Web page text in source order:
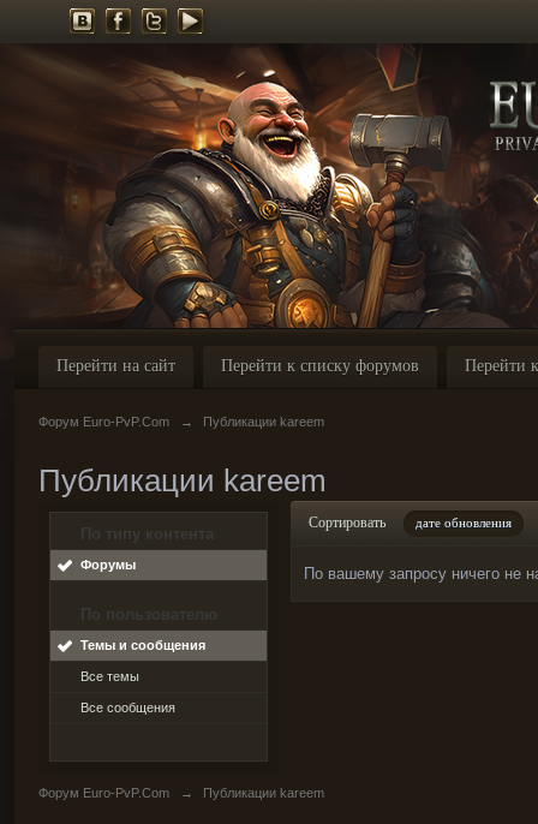
Перейти на сайт Перейти к списку форумов Перейти
Форум Euro-PvP.Com → Публикации kareem
Публикации kareem
По типу контента
Форумы
По пользователю
Темы и сообщения
Все темы
Все сообщения
Сортировать дате обновления
По вашему запросу ничего не
Форум Euro-PvP.Com → Публикации kareem